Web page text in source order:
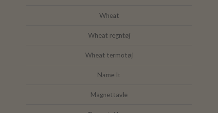
Wheat
Wheat regntøj
Wheat termotøj
Name It
Magnettavle